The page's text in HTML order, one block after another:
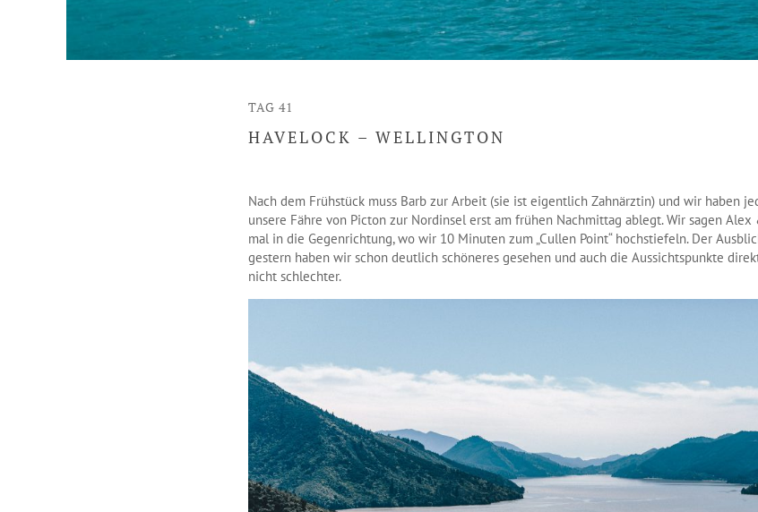
TAG 41
HAVELOCK – WELLINGTON
Nach dem Frühstück muss Barb zur Arbeit (sie ist eigentlich Zahnärztin) und wir haben
unsere Fähre von Picton zur Nordinsel erst am frühen Nachmittag ablegt. Wir sagen
mal in die Gegenrichtung, wo wir 10 Minuten zum „Cullen Point“ hochstiefeln. Der
gestern haben wir schon deutlich schöneres gesehen und auch die Aussichtspunkte
nicht schlechter.